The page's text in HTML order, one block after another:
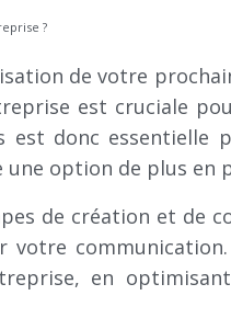
?
de votre
est cruciale
est donc
une option de plus en
de création et
en